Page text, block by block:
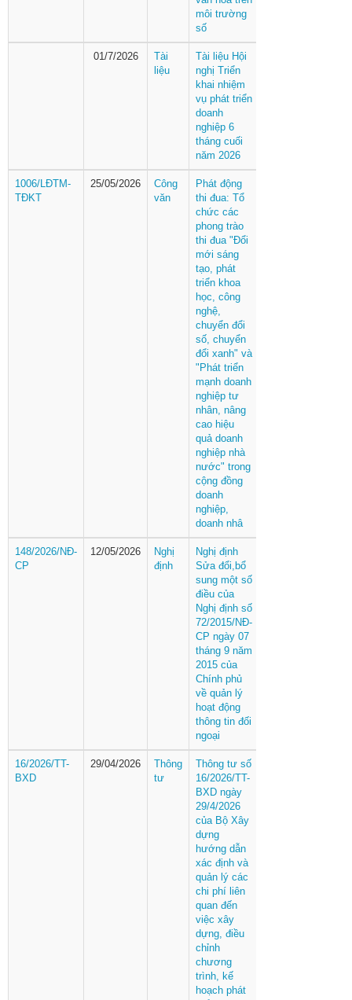
môi trường
số
01/7/2026
Tài
liệu
Tài liệu Hội
nghị Triển
khai nhiệm
vụ phát triển
doanh
nghiệp 6
tháng cuối
năm 2026
1006/LĐTM-
TĐKT
25/05/2026
Công
văn
Phát động
thi đua: Tổ
chức các
phong trào
thi đua "Đổi
mới sáng
tạo, phát
triển khoa
học, công
nghệ,
chuyển đổi
số, chuyển
đổi xanh" và
"Phát triển
mạnh doanh
nghiệp tư
nhân, nâng
cao hiệu
quả doanh
nghiệp nhà
nước" trong
cộng đồng
doanh
nghiệp,
doanh nhâ
148/2026/NĐ-
CP
12/05/2026
Nghị
định
Nghị định
Sửa đổi,bổ
sung một số
điều của
Nghị định số
72/2015/NĐ-
CP ngày 07
tháng 9 năm
2015 của
Chính phủ
về quản lý
hoạt động
thông tin đối
ngoại
16/2026/TT-
BXD
29/04/2026
Thông
tư
Thông tư số
16/2026/TT-
BXD ngày
29/4/2026
của Bộ Xây
dựng
hướng dẫn
xác định và
quản lý các
chi phí liên
quan đến
việc xây
dựng, điều
chỉnh
chương
trình, kế
hoạch phát